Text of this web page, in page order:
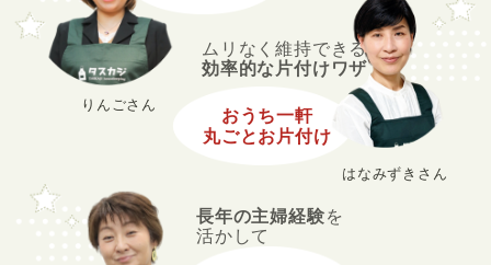
長年の主婦経験を
活かして
りんごさん
はなみずきさん
ムリなく維持できる
効率的な片付けワザ
おうち一軒
丸ごとお片付け